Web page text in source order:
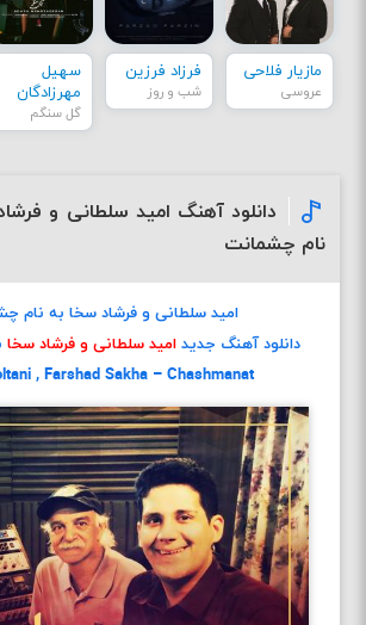
مازیار فلاحی
عروسی
فرزاد فرزین
شب و روز
سهیل
مهرزادگان
گل سنگم
دانلود آهنگ امید سلطانی و
نام چشمانت
امید سلطانی و فرشاد سخا به نام
دانلود آهنگ جدید امید سلطانی و فرشاد سخا
, Farshad Sakha – Chashmanat